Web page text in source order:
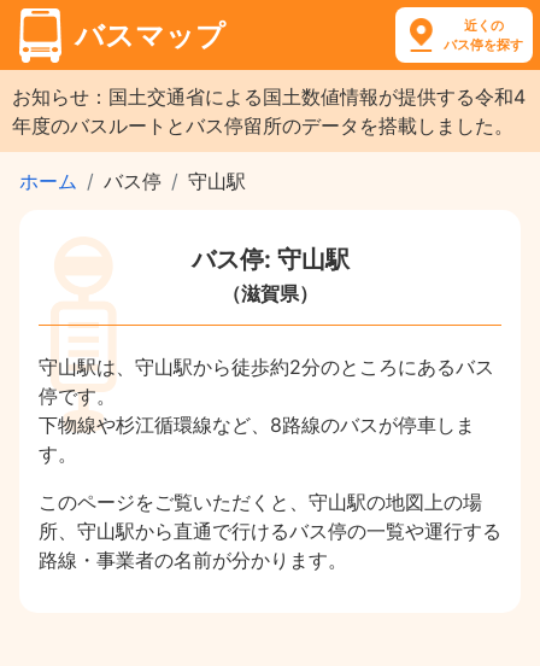
バスマップ
近くの
バス停を探す
お知らせ：国土交通省による国土数値情報が提供する令和4
年度のバスルートとバス停留所のデータを搭載しました。
ホーム バス停 守山駅
バス停: 守山駅
（滋賀県）
守山駅は、守山駅から徒歩約2分のところにあるバス
停です。
下物線や杉江循環線など、8路線のバスが停車しま
す。
このページをご覧いただくと、守山駅の地図上の場
所、守山駅から直通で行けるバス停の一覧や運行する
路線・事業者の名前が分かります。